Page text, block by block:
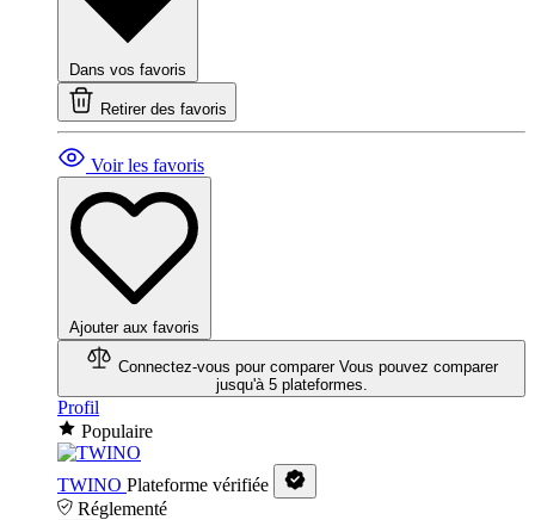
Dans vos favoris
Retirer des favoris
Voir les favoris
Ajouter aux favoris
Connectez-vous pour comparer Vous pouvez comparer
jusqu'à 5 plateformes.
Profil
Populaire
TWINO Plateforme vérifiée
Réglementé